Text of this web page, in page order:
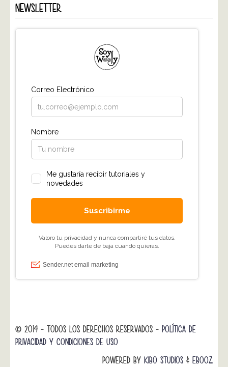
NEWSLETTER
© 2014 - TODOS LOS DERECHOS RESERVADOS - POLÍTICA DE
PRIVACIDAD Y CONDICIONES DE USO
POWERED BY KIBO STUDIOS & EBOOZ